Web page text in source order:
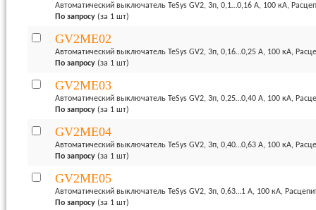
Автоматический выключатель TeSys GV2, 3п, 0,1…0,16 А, 100 кА,
По запросу (за 1 шт)
GV2ME02
Автоматический выключатель TeSys GV2, 3п, 0,16…0,25 А, 100 кА,
По запросу (за 1 шт)
GV2ME03
Автоматический выключатель TeSys GV2, 3п, 0,25…0,40 А, 100 кА,
По запросу (за 1 шт)
GV2ME04
Автоматический выключатель TeSys GV2, 3п, 0,40…0,63 А, 100 кА,
По запросу (за 1 шт)
GV2ME05
Автоматический выключатель TeSys GV2, 3п, 0,63…1 А, 100 кА,
По запросу (за 1 шт)